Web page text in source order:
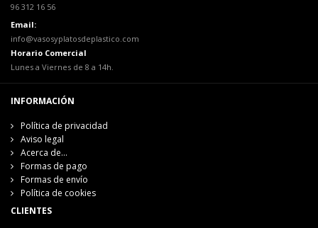
96 312 16 56
Email:
info@vasosyplatosdeplastico.com
Horario Comercial
Lunes a Viernes de 8 a 14h.
INFORMACIÓN
Política de privacidad
Aviso legal
Acerca de...
Formas de pago
Formas de envío
Política de cookies
CLIENTES